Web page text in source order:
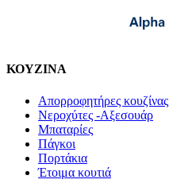
ΚΟΥΖΙΝΑ
Απορροφητήρες κουζίνας
Νεροχύτες -Αξεσουάρ
Μπαταρίες
Πάγκοι
Πορτάκια
Έτοιμα κουτιά